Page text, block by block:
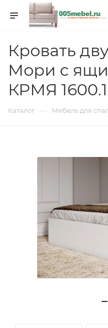
Кровать
Мори с
КРМЯ
Каталог — Мебель для